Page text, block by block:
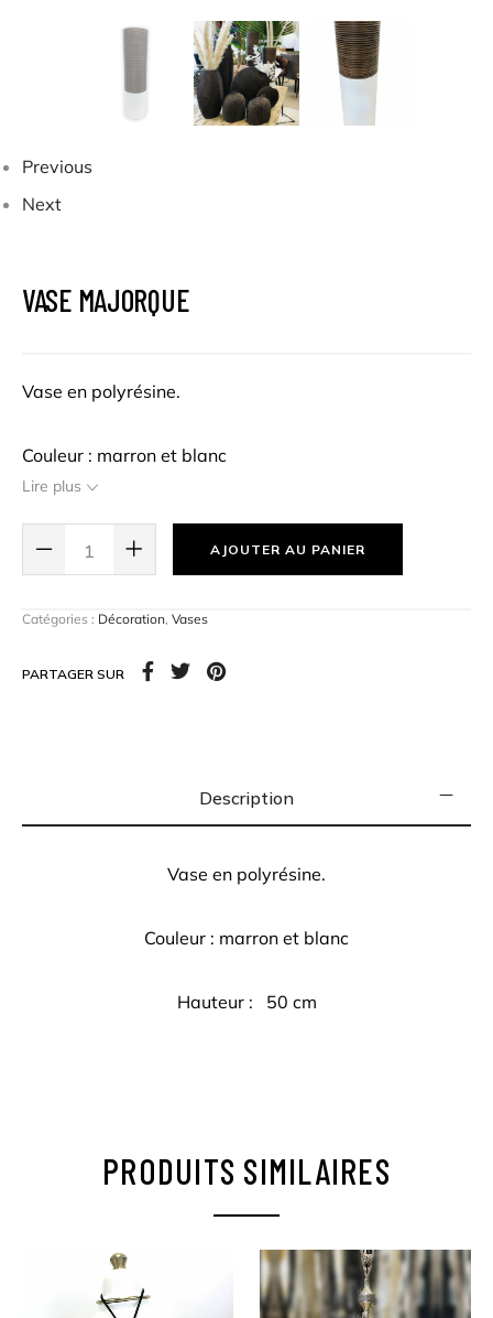
Previous
Next
VASE MAJORQUE
Vase en polyrésine.
Couleur : marron et blanc
Hauteur : 50 cm
Lire plus
AJOUTER AU PANIER
Catégories : Décoration, Vases
PARTAGER SUR
Description
Vase en polyrésine.
Couleur : marron et blanc
Hauteur : 50 cm
PRODUITS SIMILAIRES